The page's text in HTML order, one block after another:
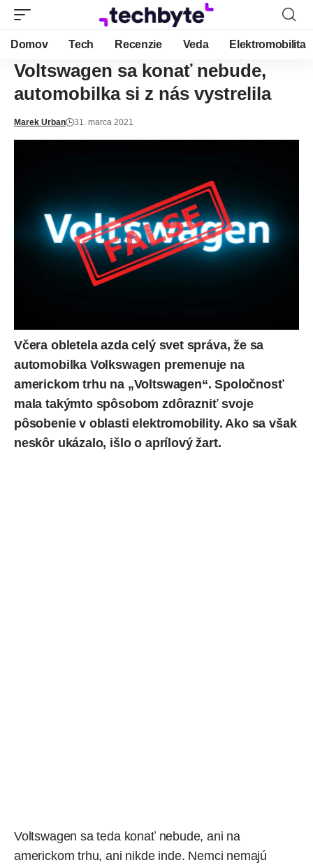
Domov Tech Recenzie Veda Elektromobilita
Voltswagen sa konať nebude,
automobilka si z nás vystrelila
Marek Urban 31. marca 2021
Včera obletela azda celý svet správa, že sa
automobilka Volkswagen premenuje na
americkom trhu na „Voltswagen“. Spoločnosť
mala takýmto spôsobom zdôrazniť svoje
pôsobenie v oblasti elektromobility. Ako sa však
neskôr ukázalo, išlo o aprílový žart.
Voltswagen sa teda konať nebude, ani na
americkom trhu, ani nikde inde. Nemci nemajú